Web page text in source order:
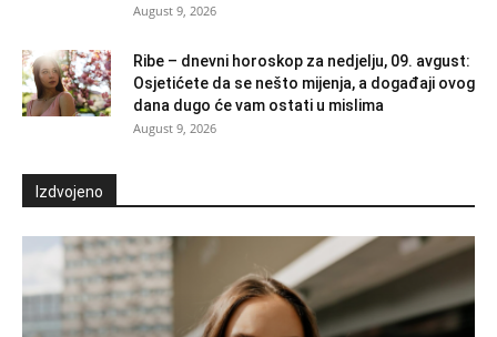
August 9, 2026
Ribe – dnevni horoskop za nedjelju, 09. avgust:
Osjetićete da se nešto mijenja, a događaji ovog
dana dugo će vam ostati u mislima
August 9, 2026
Izdvojeno